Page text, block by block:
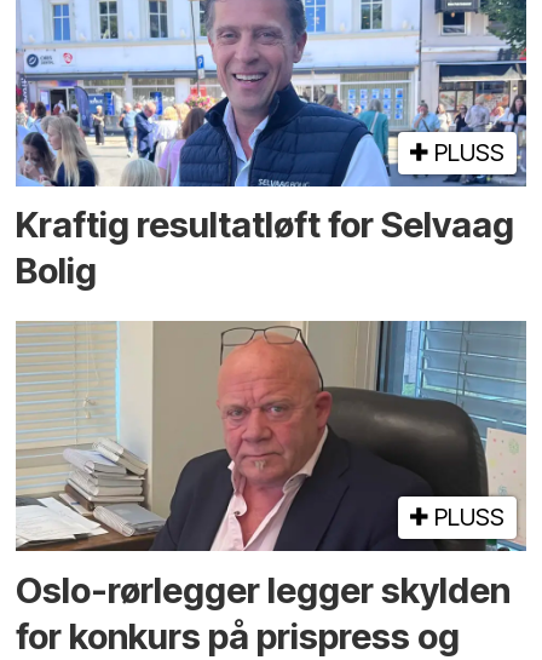
PLUSS
Kraftig resultatløft for Selvaag
Bolig
PLUSS
Oslo-rørlegger legger skylden
for konkurs på prispress og